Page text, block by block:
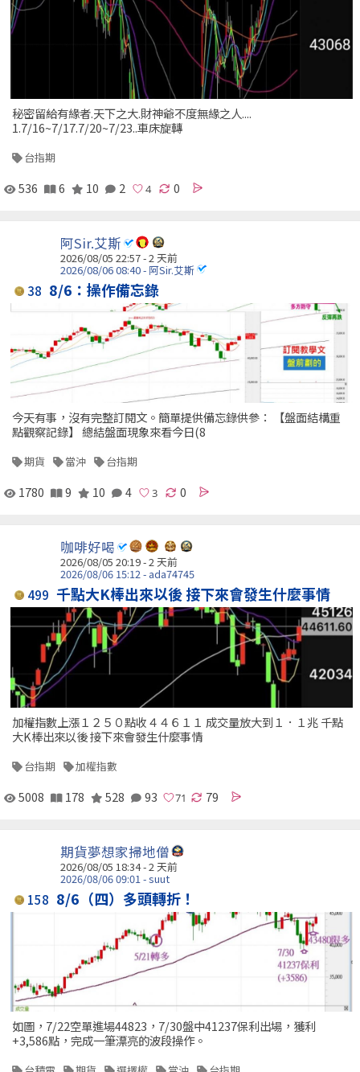
秘密留給有緣者.天下之大.財神爺不度無緣之人....
1.7/16~7/17.7/20~7/23..車床旋轉
台指期
536 6 10 2 0
阿Sir.艾斯
2026/08/05 22:57 - 2 天前
2026/08/06 08:40 - 阿Sir.艾斯
38 8/6：操作備忘錄
今天有事，沒有完整訂閱文。簡單提供備忘錄供參： 【盤面結構重
點觀察記錄】 總結盤面現象來看今日(8
期貨 當沖 台指期
1780 9 10 4 0
咖啡好喝
2026/08/05 20:19 - 2 天前
2026/08/06 15:12 - ada74745
499 千點大K棒出來以後 接下來會發生什麼事情
加權指數上漲１２５０點收４４６１１ 成交量放大到１．１兆 千點
大K棒出來以後 接下來會發生什麼事情
台指期 加權指數
5008 178 528 93 79
期貨夢想家掃地僧
2026/08/05 18:34 - 2 天前
2026/08/06 09:01 - suut
158 8/6（四）多頭轉折！
如圖，7/22空單進場44823，7/30盤中41237保利出場，獲利
+3,586點，完成一筆漂亮的波段操作。